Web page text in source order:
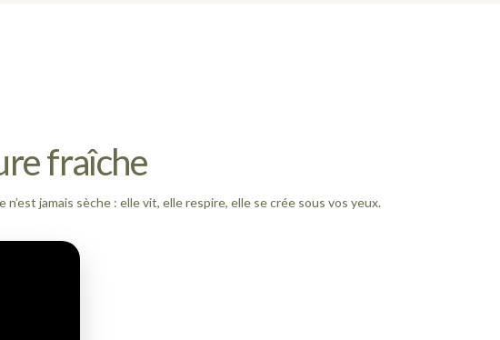
fraîche
jamais sèche : elle vit, elle respire, elle se crée sous vos yeux.